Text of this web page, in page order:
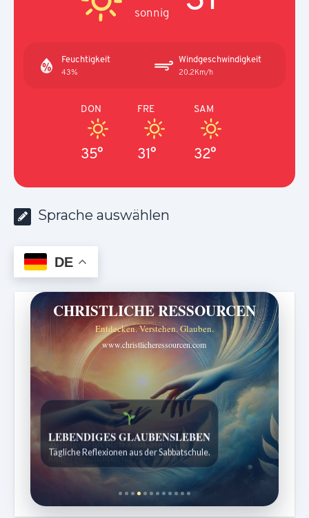
sonnig
Feuchtigkeit
43%
Windgeschwindigkeit
20.2Km/h
DON
35°
FRE
31°
SAM
32°
Sprache auswählen
DE
CHRISTLICHE RESSOURCEN
Entdecken. Verstehen. Glauben.
www.christlicheressourcen.com
Bibelgeschichten zum Staunen
Kindergeschichten für 7 bis 12 Jahre.